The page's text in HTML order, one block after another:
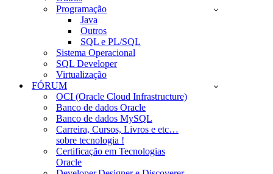
Programação
Java
Outros
SQL e PL/SQL
Sistema Operacional
SQL Developer
Virtualização
FÓRUM
OCI (Oracle Cloud Infrastructure)
Banco de dados Oracle
Banco de dados MySQL
Carreira, Cursos, Livros e etc…
sobre tecnologia !
Certificação em Tecnologias
Oracle